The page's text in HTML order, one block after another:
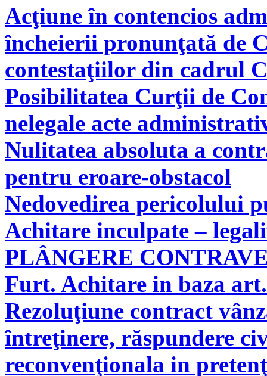
Acţiune în contencios
încheierii pronunţată de
contestaţiilor din cadrul
Posibilitatea Curţii de
nelegale acte
Nulitatea absoluta a
pentru eroare-obstacol
Nedovedirea pericolului
Achitare inculpate –
PLÂNGERE
Furt. Achitare in baza
Rezoluţiune contract
întreţinere, răspundere
reconvenţionala in